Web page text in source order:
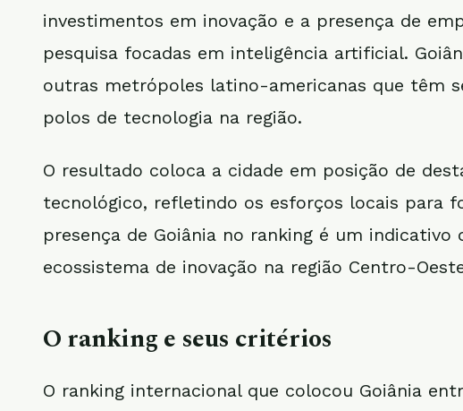
investimentos em inovação e a presença de
pesquisa focadas em inteligência artificial.
outras metrópoles latino-americanas que têm
polos de tecnologia na região.
O resultado coloca a cidade em posição de
tecnológico, refletindo os esforços locais para
presença de Goiânia no ranking é um indicativo
ecossistema de inovação na região Centro-
O ranking e seus critérios
O ranking internacional que colocou Goiânia